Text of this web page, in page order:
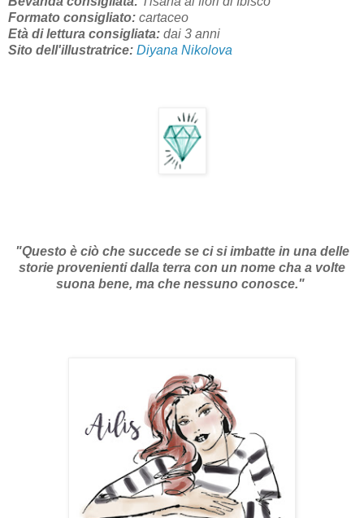
Formato consigliato: cartaceo
Età di lettura consigliata: dai 3 anni
Sito dell'illustratrice: Diyana Nikolova
"Questo è ciò che succede se ci si imbatte in una delle
storie provenienti dalla terra con un nome cha a volte
suona bene, ma che nessuno conosce."